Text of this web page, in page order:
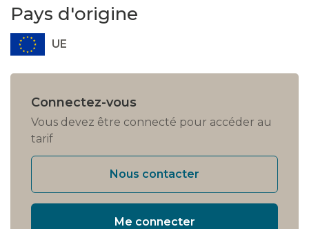
Pays d'origine
UE
Connectez-vous
Vous devez être connecté pour accéder au
tarif
Nous contacter
Me connecter